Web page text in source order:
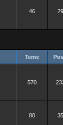
46
Teme
570
80